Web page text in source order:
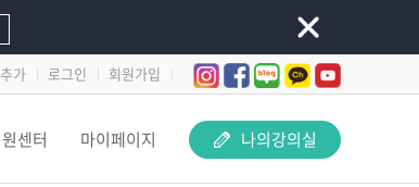
가 로그인 회원가입
센터 마이페이지 나의강의실